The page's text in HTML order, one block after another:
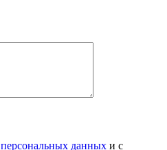
персональных данных и с